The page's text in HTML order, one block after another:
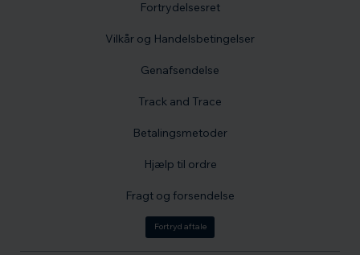
Fortrydelsesret
Vilkår og Handelsbetingelser
Genafsendelse
Track and Trace
Betalingsmetoder
Hjælp til ordre
Fragt og forsendelse
Fortryd aftale